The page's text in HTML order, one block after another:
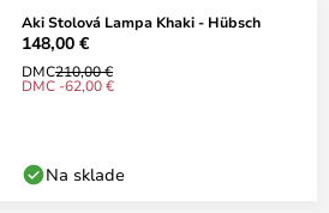
Aki Stolová Lampa Khaki - Hübsch
148,00 €
DMC210,00 €
DMC -62,00 €
Na sklade